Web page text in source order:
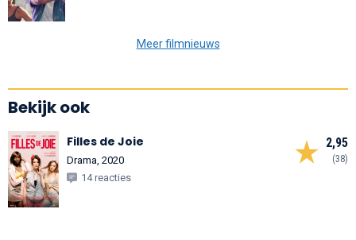
Meer filmnieuws
Bekijk ook
2,95
(38)
Filles de Joie
Drama, 2020
14 reacties